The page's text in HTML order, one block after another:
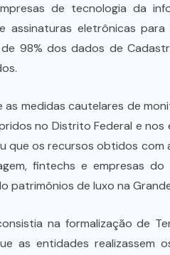
de tecnologia da
assinaturas eletrônicas
98% dos dados de
as medidas cautelares de
no Distrito Federal e
os recursos obtidos com
fintechs e empresas
patrimônios de luxo na
na formalização de
as entidades realizassem
Buzzi
de